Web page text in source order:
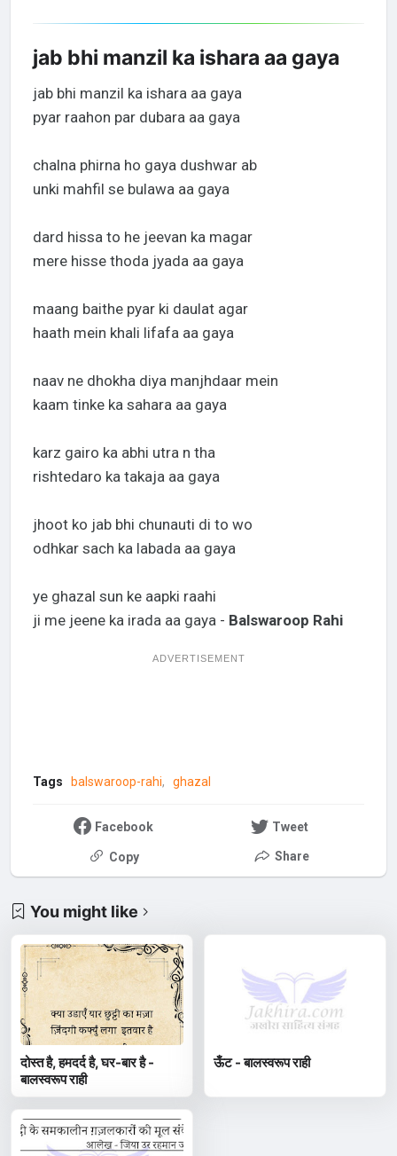
jab bhi manzil ka ishara aa gaya
jab bhi manzil ka ishara aa gaya
pyar raahon par dubara aa gaya
chalna phirna ho gaya dushwar ab
unki mahfil se bulawa aa gaya
dard hissa to he jeevan ka magar
mere hisse thoda jyada aa gaya
maang baithe pyar ki daulat agar
haath mein khali lifafa aa gaya
naav ne dhokha diya manjhdaar mein
kaam tinke ka sahara aa gaya
karz gairo ka abhi utra n tha
rishtedaro ka takaja aa gaya
jhoot ko jab bhi chunauti di to wo
odhkar sach ka labada aa gaya
ye ghazal sun ke aapki raahi
ji me jeene ka irada aa gaya - Balswaroop Rahi
ADVERTISEMENT
Tags balswaroop-rahi ghazal
Facebook Tweet
Copy Share
You might like
दोस्त है, हमदर्द है, घर-बार है -
बालस्वरूप राही
ऊँट - बालस्वरूप राही